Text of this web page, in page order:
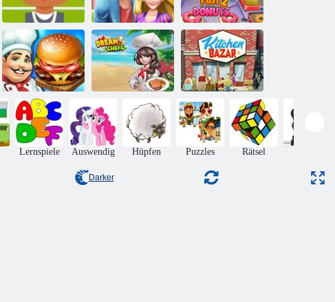
Fast Food zum
Mitnehmen
Rapunzel`s
Schwangerschaft
Schnell kochen
2: Donuts
Fieber kochen Traumköche Küchenbasar
Lernspiele Auswendig Hüpfen Puzzles Rätsel
Darker